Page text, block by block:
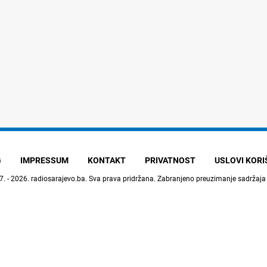
IMPRESSUM KONTAKT PRIVATNOST USLOVI
- 2026. radiosarajevo.ba. Sva prava pridržana. Zabranjeno preuzimanje